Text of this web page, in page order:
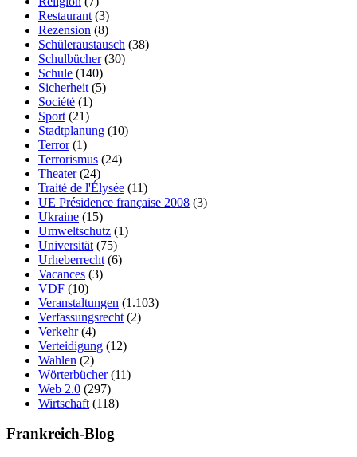
Restaurant (3)
Rezension (8)
Schüleraustausch (38)
Schulbücher(30)
Schule (140)
Sicherheit (5)
Société (1)
Sport (21)
Stadtplanung (10)
Terror(1)
Terrorismus (24)
Theater(24)
Traité de l'Élysée (11)
UE Présidence française 2008 (3)
Ukraine (15)
Umweltschutz (1)
Universität (75)
Urheberrecht (6)
Vacances (3)
VDF (10)
Veranstaltungen (1.103)
Verfassungsrecht (2)
Verkehr(4)
Verteidigung (12)
Wahlen (2)
Wörterbücher(11)
Web 2.0 (297)
Wirtschaft (118)
Frankreich-Blog